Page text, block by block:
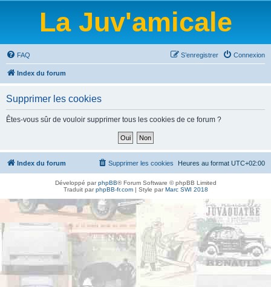
La Juv'amicale
FAQ Connexion
S’enregistrer
Index du forum
Supprimer les cookies
Êtes-vous sûr de vouloir supprimer tous les cookies de ce forum ?
Index du forum Heures au format UTC+02:00
Supprimer les cookies
Développé parphpBB® Forum Software © phpBB Limited
Traduit parphpBB-fr.com| Style parMarc SWI 2018